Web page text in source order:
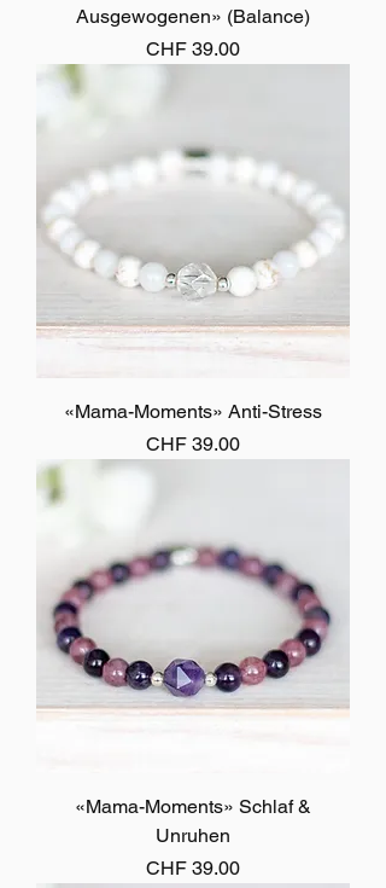
Ausgewogenen» (Balance)
Preis
CHF 39.00
«Mama-Moments» Anti-Stress
Preis
CHF 39.00
«Mama-Moments» Schlaf &
Unruhen
Preis
CHF 39.00